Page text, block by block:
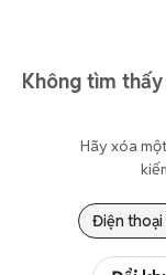
Không tìm
Hãy xóa
Điện thoại